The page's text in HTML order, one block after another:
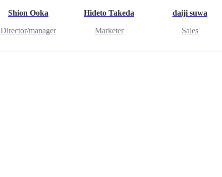
Shion Ooka
Director/manager
Hideto Takeda
Marketer
daiji suwa
Sales